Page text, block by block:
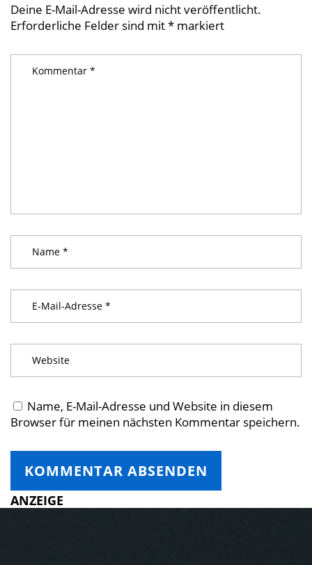
Deine E-Mail-Adresse wird nicht veröffentlicht.
Erforderliche Felder sind mit* markiert
Name, E-Mail-Adresse und Website in diesem
Browser für meinen nächsten Kommentar speichern.
ANZEIGE